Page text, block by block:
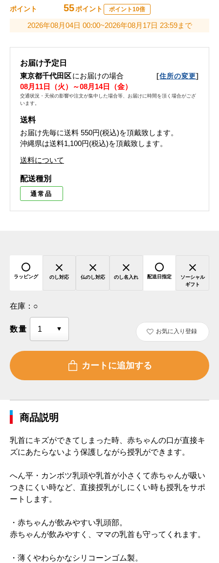
ポイント 55ポイント ポイント10倍
2026年08月04日 00:00~2026年08月17日 23:59まで
お届け予定日
東京都千代田区にお届けの場合 [住所の変更]
08月11日（火）～08月14日（金）
交通状況・天候の影響や注文が集中した場合等、お届けに時間を頂く場合がござ
います。
送料
お届け先毎に送料 550円(税込)を頂戴致します。
沖縄県は送料1,100円(税込)を頂戴致します。
送料について
配送種別
通常品
ラッピング のし対応 仏のし対応 のし名入れ 配送日指定
ソーシャル
ギフト
在庫： ○
数量 お気に入り登録
商品説明
乳首にキズができてしまった時、赤ちゃんの口が直接キ
ズにあたらないよう保護しながら授乳ができます。
へん平・カンボツ乳頭や乳首が小さくて赤ちゃんが吸い
つきにくい時など、直接授乳がしにくい時も授乳をサポ
ートします。
・赤ちゃんが飲みやすい乳頭部。
赤ちゃんが飲みやすく、ママの乳首も守ってくれます。
・薄くやわらかなシリコーンゴム製。